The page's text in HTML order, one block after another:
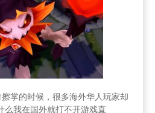
掌的时候，很多海外华人玩家却
么我在国外就打不开游戏直